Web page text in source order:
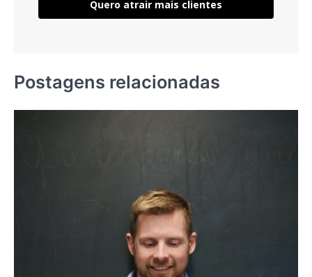
Quero atrair mais clientes
Postagens relacionadas